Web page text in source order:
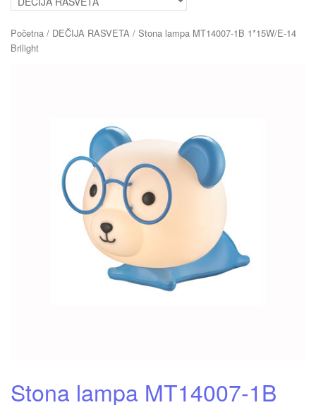
t
Početna / DEČIJA RASVETA / Stona lampa MT14007-1B 1*15W/E-14
Brilight
Stona lampa MT14007-1B